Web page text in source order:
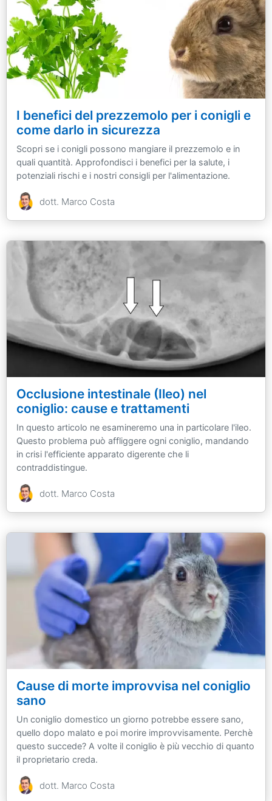
I benefici del prezzemolo per i conigli e
come darlo in sicurezza
Scopri se i conigli possono mangiare il prezzemolo e in
quali quantità. Approfondisci i benefici per la salute, i
potenziali rischi e i nostri consigli per l'alimentazione.
dott. Marco Costa
Occlusione intestinale (Ileo) nel
coniglio: cause e trattamenti
In questo articolo ne esamineremo una in particolare l'ileo.
Questo problema può affliggere ogni coniglio, mandando
in crisi l'efficiente apparato digerente che li
contraddistingue.
dott. Marco Costa
Cause di morte improvvisa nel coniglio
sano
Un coniglio domestico un giorno potrebbe essere sano,
quello dopo malato e poi morire improvvisamente. Perchè
questo succede? A volte il coniglio è più vecchio di quanto
il proprietario creda.
dott. Marco Costa